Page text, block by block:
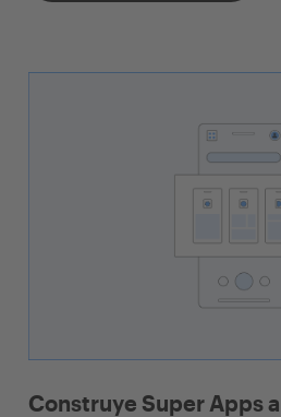
Construye Super Apps